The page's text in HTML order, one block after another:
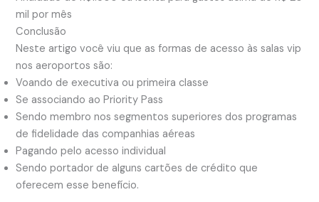
mil por mês
Conclusão
Neste artigo você viu que as formas de acesso às salas vip
nos aeroportos são:
Voando de executiva ou primeira classe
Se associando ao Priority Pass
Sendo membro nos segmentos superiores dos programas
de fidelidade das companhias aéreas
Pagando pelo acesso individual
Sendo portador de alguns cartões de crédito que
oferecem esse benefício.